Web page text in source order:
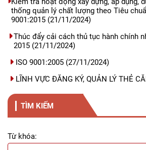
thống quản lý chất lượng theo Tiêu
9001:2015(21/11/2024)
Thúc đẩy cải cách thủ tục hành chính
2015 (21/11/2024)
ISO 9001:2005 (27/11/2024)
LĨNH VỰC ĐĂNG KÝ, QUẢN LÝ THẺ
TÌM KIẾM
Từ khóa: